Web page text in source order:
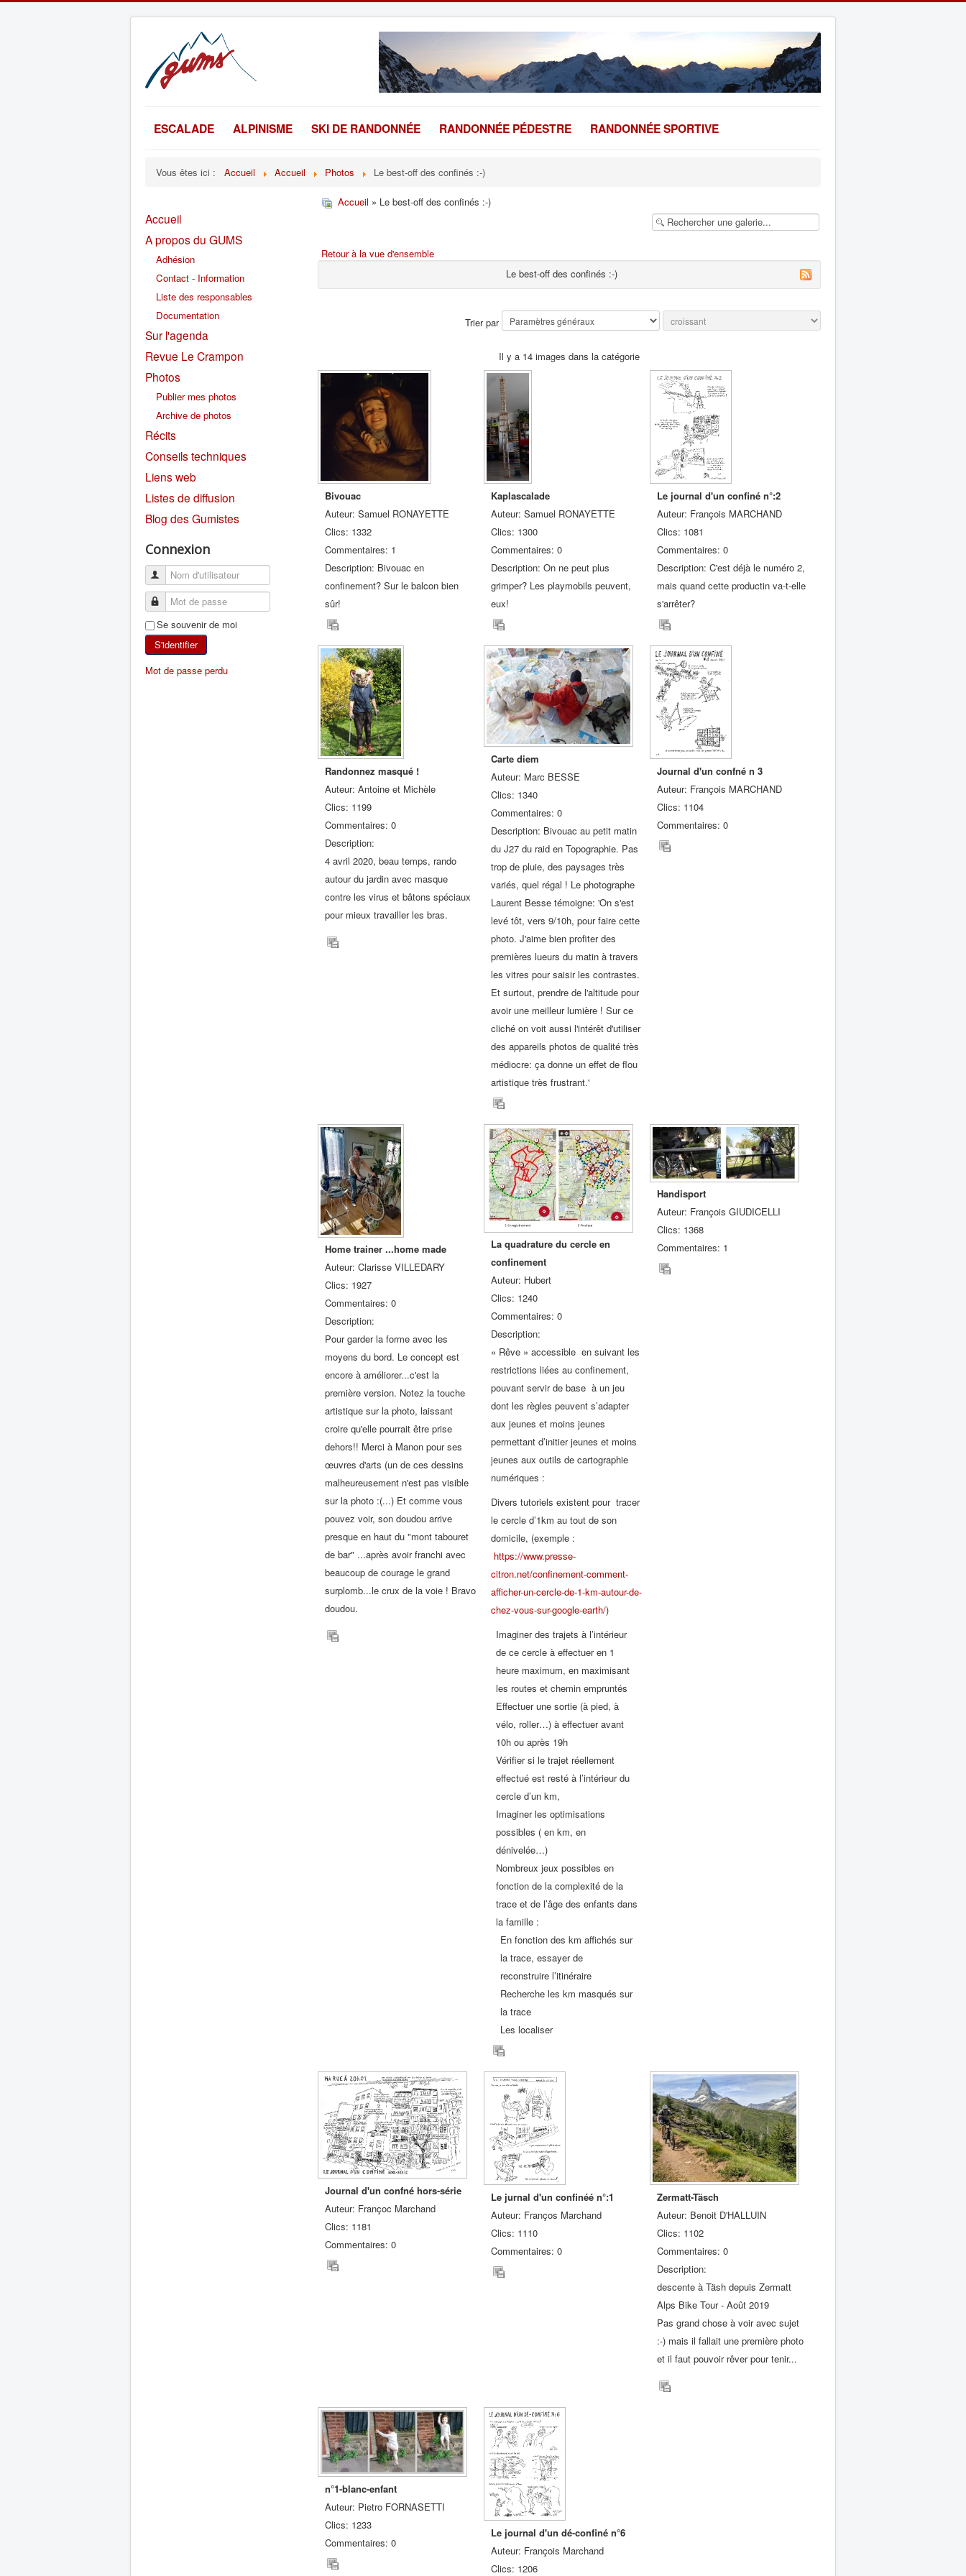
ESCALADE ALPINISME SKI DE RANDONNÉE RANDONNÉE PÉDESTRE RANDONNÉE SPORTIVE
Vous êtes ici : Accueil Accueil Photos Le best-off des confinés :-)
Accueil
A propos du GUMS
Adhésion
Contact - Information
Liste des responsables
Documentation
Sur l'agenda
Revue Le Crampon
Photos
Publier mes photos
Archive de photos
Récits
Conseils techniques
Liens web
Listes de diffusion
Blog des Gumistes
Connexion
Se souvenir de moi
S'identifier
Mot de passe perdu
Accueil » Le best-off des confinés :-)
Retour à la vue d'ensemble
Le best-off des confinés :-)
Trier par
Il y a 14 images dans la catégorie
Bivouac
Auteur: Samuel RONAYETTE
Clics: 1332
Commentaires: 1
Description: Bivouac en
confinement? Sur le balcon bien
sûr!
Kaplascalade
Auteur: Samuel RONAYETTE
Clics: 1300
Commentaires: 0
Description: On ne peut plus
grimper? Les playmobils peuvent,
eux!
Le journal d'un confiné n°:2
Auteur: François MARCHAND
Clics: 1081
Commentaires: 0
Description: C'est déjà le numéro 2,
mais quand cette productin va-t-elle
s'arrêter?
Randonnez masqué !
Auteur: Antoine et Michèle
Clics: 1199
Commentaires: 0
Description:
4 avril 2020, beau temps, rando
autour du jardin avec masque
contre les virus et bâtons spéciaux
pour mieux travailler les bras.
Carte diem
Auteur: Marc BESSE
Clics: 1340
Commentaires: 0
Description: Bivouac au petit matin
du J27 du raid en Topographie. Pas
trop de pluie, des paysages très
variés, quel régal ! Le photographe
Laurent Besse témoigne: 'On s'est
levé tôt, vers 9/10h, pour faire cette
photo. J'aime bien profiter des
premières lueurs du matin à travers
les vitres pour saisir les contrastes.
Et surtout, prendre de l'altitude pour
avoir une meilleur lumière ! Sur ce
cliché on voit aussi l'intérêt d'utiliser
des appareils photos de qualité très
médiocre: ça donne un effet de flou
artistique très frustrant.'
Journal d'un confné n 3
Auteur: François MARCHAND
Clics: 1104
Commentaires: 0
Home trainer ...home made
Auteur: Clarisse VILLEDARY
Clics: 1927
Commentaires: 0
Description:
Pour garder la forme avec les
moyens du bord. Le concept est
encore à améliorer...c'est la
première version. Notez la touche
artistique sur la photo, laissant
croire qu'elle pourrait être prise
dehors!! Merci à Manon pour ses
œuvres d'arts (un de ces dessins
malheureusement n'est pas visible
sur la photo :(...) Et comme vous
pouvez voir, son doudou arrive
presque en haut du "mont tabouret
de bar" ...après avoir franchi avec
beaucoup de courage le grand
surplomb...le crux de la voie ! Bravo
doudou.
La quadrature du cercle en
confinement
Auteur: Hubert
Clics: 1240
Commentaires: 0
Description:
« Rêve » accessible en suivant les
restrictions liées au confinement,
pouvant servir de base à un jeu
dont les règles peuvent s’adapter
aux jeunes et moins jeunes
permettant d’initier jeunes et moins
jeunes aux outils de cartographie
numériques :
Divers tutoriels existent pour tracer
le cercle d’1km au tout de son
domicile, (exemple :
https://www.presse-
citron.net/confinement-comment-
afficher-un-cercle-de-1-km-autour-de-
chez-vous-sur-google-earth/)
Imaginer des trajets à l’intérieur
de ce cercle à effectuer en 1
heure maximum, en maximisant
les routes et chemin empruntés
Effectuer une sortie (à pied, à
vélo, roller…) à effectuer avant
10h ou après 19h
Vérifier si le trajet réellement
effectué est resté à l’intérieur du
cercle d’un km,
Imaginer les optimisations
possibles ( en km, en
dénivelée…)
Nombreux jeux possibles en
fonction de la complexité de la
trace et de l’âge des enfants dans
la famille :
En fonction des km affichés sur
la trace, essayer de
reconstruire l’itinéraire
Recherche les km masqués sur
la trace
Les localiser
Handisport
Auteur: François GIUDICELLI
Clics: 1368
Commentaires: 1
Journal d'un confné hors-série
Auteur: Françoc Marchand
Clics: 1181
Commentaires: 0
Le jurnal d'un confinéé n°:1
Auteur: Franços Marchand
Clics: 1110
Commentaires: 0
Zermatt-Täsch
Auteur: Benoit D'HALLUIN
Clics: 1102
Commentaires: 0
Description:
descente à Täsh depuis Zermatt
Alps Bike Tour - Août 2019
Pas grand chose à voir avec sujet
:-) mais il fallait une première photo
et il faut pouvoir rêver pour tenir...
n°1-blanc-enfant
Auteur: Pietro FORNASETTI
Clics: 1233
Commentaires: 0
Le journal d'un dé-confiné n°6
Auteur: François Marchand
Clics: 1206